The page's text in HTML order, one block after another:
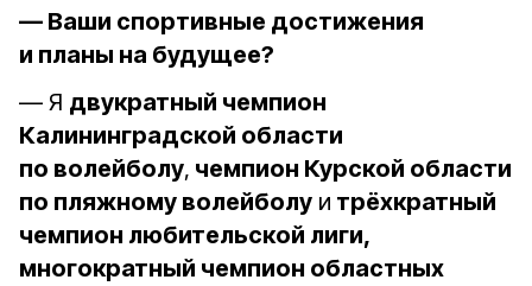
— Ваши спортивные достижения
и планы на будущее?
— Я двукратный чемпион
Калининградской области
по волейболу, чемпион Курской области
по пляжному волейболу и трёхкратный
чемпион любительской лиги,
многократный чемпион областных